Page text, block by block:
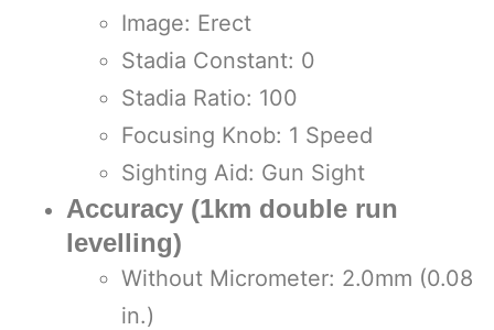
Image: Erect
Stadia Constant: 0
Stadia Ratio: 100
Focusing Knob: 1 Speed
Sighting Aid: Gun Sight
Accuracy (1km double run
levelling)
Without Micrometer: 2.0mm (0.08
in.)